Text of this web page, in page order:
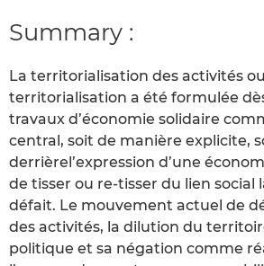
Summary :
La territorialisation des activités
territorialisation a été formulée
travaux d’économie solidaire
central, soit de manière explicite,
derrièrel’expression d’une
de tisser ou re-tisser du lien social
défait. Le mouvement actuel de
des activités, la dilution du
politique et sa négation comme